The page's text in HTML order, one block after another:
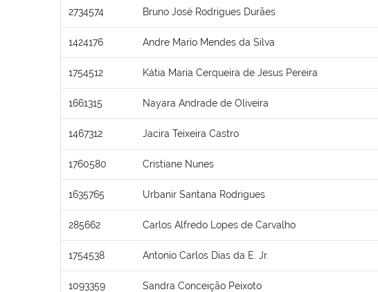
2734574 Bruno José Rodrigues Durães
1424176 Andre Mario Mendes da Silva
1754512 Kátia Maria Cerqueira de Jesus Pereira
1661315 Nayara Andrade de Oliveira
1467312 Jacira Teixeira Castro
1760580 Cristiane Nunes
1635765 Urbanir Santana Rodrigues
285662 Carlos Alfredo Lopes de Carvalho
1754538 Antonio Carlos Dias da E. Jr.
1093359 Sandra Conceição Peixoto